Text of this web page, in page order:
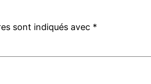
sont indiqués avec *